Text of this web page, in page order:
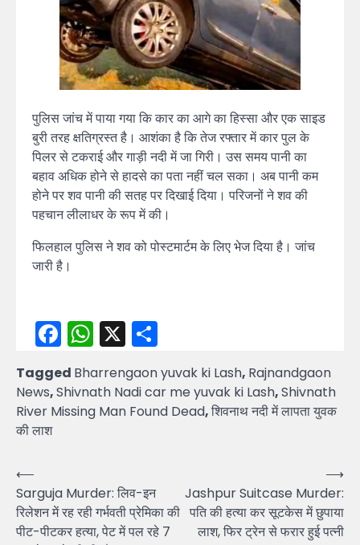
पुलिस जांच में पाया गया कि कार का आगे का हिस्सा और एक साइड
बुरी तरह क्षतिग्रस्त है। आशंका है कि तेज रफ्तार में कार पुल के
पिलर से टकराई और गाड़ी नदी में जा गिरी। उस समय पानी का
बहाव अधिक होने से हादसे का पता नहीं चल सका। अब पानी कम
होने पर शव पानी की सतह पर दिखाई दिया। परिजनों ने शव की
पहचान लीलाधर के रूप में की।
फिलहाल पुलिस ने शव को पोस्टमार्टम के लिए भेज दिया है। जांच
जारी है।
Facebook
WhatsApp
X
Tagged Bharrengaon yuvak ki Lash, Rajnandgaon
News,Shivnath Nadi car me yuvak ki Lash,Shivnath
River Missing Man Found Dead,शिवनाथ नदी में लापता युवक
की लाश
Post
navigation
⟵
Sarguja Murder: लिव-इन
रिलेशन में रह रही गर्भवती प्रेमिका की
पीट-पीटकर हत्या, पेट में पल रहे 7
Jashpur Suitcase Murder:
पति की हत्या कर सूटकेस में छुपाया
लाश, फिर ट्रेन से फरार हुई पत्नी
⟶